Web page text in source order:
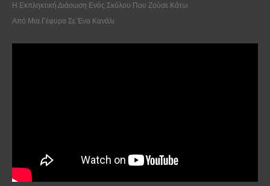
Η Εκπληκτική Διάσωση Ενός Σκύλου Που Ζούσε Κάτω
Από Μια Γέφυρα Σε Ένα Κανάλι